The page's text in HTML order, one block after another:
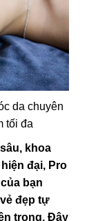
da chuyên
tối đa
khoa
đại, Pro
bạn
đẹp tự
trong. Đây